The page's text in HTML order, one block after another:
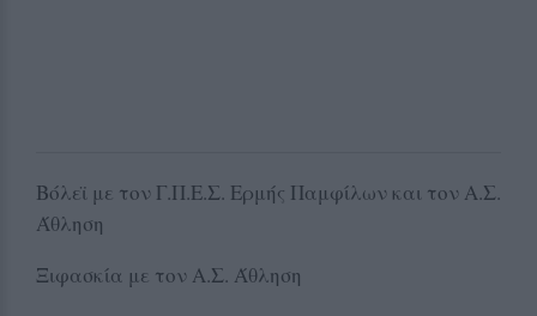
Βόλεϊ με τον Γ.Π.Ε.Σ. Ερμής Παμφίλων και τον Α.Σ.
Άθληση
Ξιφασκία με τον Α.Σ. Άθληση